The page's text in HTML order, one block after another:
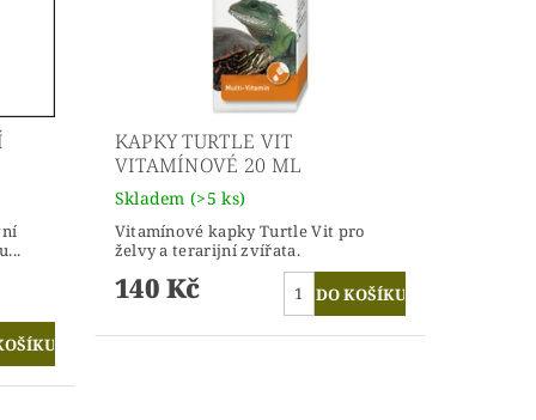
KAPKY TURTLE VIT
VITAMÍNOVÉ 20 ML
Skladem(>5 ks)
Vitamínové kapky Turtle Vit pro
želvy a terarijní zvířata.
140 Kč